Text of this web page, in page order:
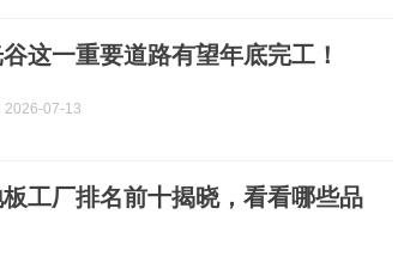
这一重要道路有望年底完工！
2026-07-13
工厂排名前十揭晓，看看哪些品